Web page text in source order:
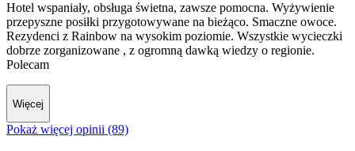
Hotel wspaniały, obsługa świetna, zawsze pomocna. Wyżywienie
przepyszne posiłki przygotowywane na bieżąco. Smaczne owoce.
Rezydenci z Rainbow na wysokim poziomie. Wszystkie wycieczki
dobrze zorganizowane , z ogromną dawką wiedzy o regionie.
Polecam
Więcej
Pokaż więcej opinii (89)